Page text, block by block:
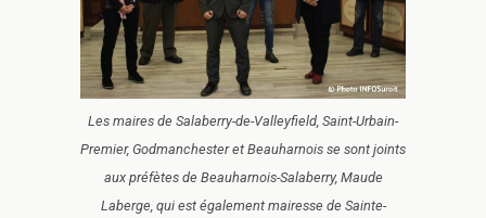
Les maires de Salaberry-de-Valleyfield, Saint-Urbain-
Premier, Godmanchester et Beauharnois se sont joints
aux préfètes de Beauharnois-Salaberry, Maude
Laberge, qui est également mairesse de Sainte-